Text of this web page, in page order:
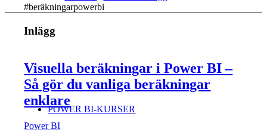
POWER BI-KURSER
#beräkningarpowerbi
Inlägg
Visuella beräkningar i Power BI –
Så gör du vanliga beräkningar
enklare
Power BI